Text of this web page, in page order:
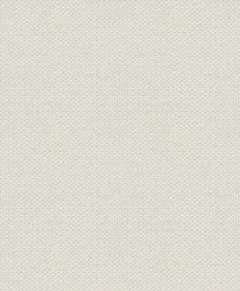
工業への改称
友通信工業への改称
プマネジメントと管理機構
の混乱